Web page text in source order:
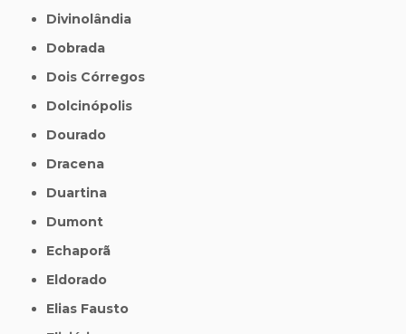
Divinolândia
Dobrada
Dois Córregos
Dolcinópolis
Dourado
Dracena
Duartina
Dumont
Echaporã
Eldorado
Elias Fausto